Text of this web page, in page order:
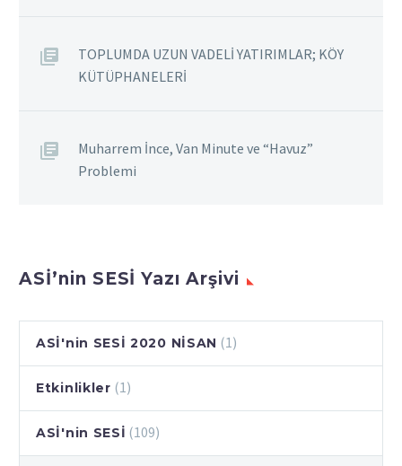
TOPLUMDA UZUN VADELİ YATIRIMLAR; KÖY
KÜTÜPHANELERİ
Muharrem İnce, Van Minute ve “Havuz”
Problemi
ASİ’nin SESİ Yazı Arşivi
ASİ'nin SESİ 2020 NİSAN (1)
Etkinlikler (1)
ASİ'nin SESİ (109)